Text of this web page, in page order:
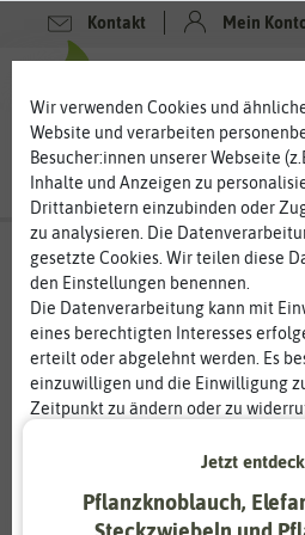
Kontakt Mein
Anzucht &
Zimmergewächshaus
Zimmergewächshaus Zubehör
Zimmergewächshäuser sind perfekt
am Fenster oder im Gewächshaus
Gewächshäuser bieten ein
eine Anzucht der Pflanzen vor der
Pflanzen, die eine lange
Mit Zimmergewächshaus Zubehör
noch einmal aufpeppen und die
Filter
Wir verwenden Cookies und
Website und verarbeiten
Besucher:innen unserer Webseite
Inhalte und Anzeigen zu
Drittanbietern einzubinden oder
zu analysieren. Die
gesetzte Cookies. Wir teilen diese
den Einstellungen benennen.
Die Datenverarbeitung kann mit
eines berechtigten Interesses
erteilt oder abgelehnt werden. Es
einzuwilligen und die Einwilligung
Zeitpunkt zu ändern oder zu
Informationen zur Verwendung
den Diensten erklären wir in unserer
Essenziell
Jetzt
Pflanzknoblauch,